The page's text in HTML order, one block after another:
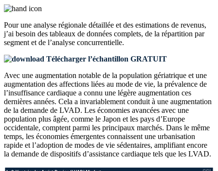
Pour une analyse régionale détaillée et des estimations de revenus,
j’ai besoin des tableaux de données complets, de la répartition par
segment et de l’analyse concurrentielle.
Télécharger l’échantillon GRATUIT
Avec une augmentation notable de la population gériatrique et une
augmentation des affections liées au mode de vie, la prévalence de
l’insuffisance cardiaque a connu une légère augmentation ces
dernières années. Cela a invariablement conduit à une augmentation
de la demande de LVAD. Les économies avancées avec une
population plus âgée, comme le Japon et les pays d’Europe
occidentale, comptent parmi les principaux marchés. Dans le même
temps, les économies émergentes connaissent une urbanisation
rapide et l’adoption de modes de vie sédentaires, amplifiant encore
la demande de dispositifs d’assistance cardiaque tels que les LVAD.